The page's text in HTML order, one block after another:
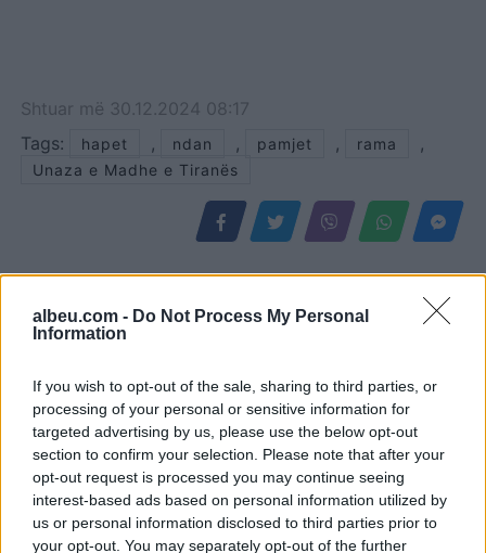
albeu.com - Do Not Process My Personal
Information
If you wish to opt-out of the sale, sharing to third parties, or
processing of your personal or sensitive information for
targeted advertising by us, please use the below opt-out
section to confirm your selection. Please note that after your
opt-out request is processed you may continue seeing
interest-based ads based on personal information utilized by
us or personal information disclosed to third parties prior to
your opt-out. You may separately opt-out of the further
Shtuar më 30.12.2024 08:17
Tags:
hapet , ndan , pamjet , rama ,
Unaza e Madhe e Tiranës
Këmbimi valutor/ Me sa
blihen e shiten dollari dhe
euro, çfarë ndodh me
Flakët përfshijnë banesën
dykatëshe në Fier,
shkaktohen dëme të